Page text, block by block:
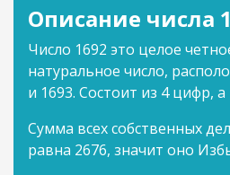
Описание числа
Число 1692 это целое
натуральное число,
и 1693. Состоит из 4 цифр,
Сумма всех собственных
равна 2676, значит оно